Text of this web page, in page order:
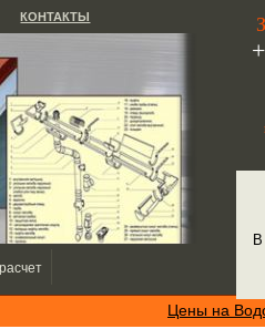
КОНТАКТЫ
Цены на